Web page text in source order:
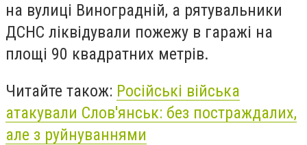
на вулиці Виноградній, а рятувальники
ДСНС ліквідували пожежу в гаражі на
площі 90 квадратних метрів.
Читайте також: Російські війська
атакували Слов'янськ: без постраждалих,
але з руйнуваннями